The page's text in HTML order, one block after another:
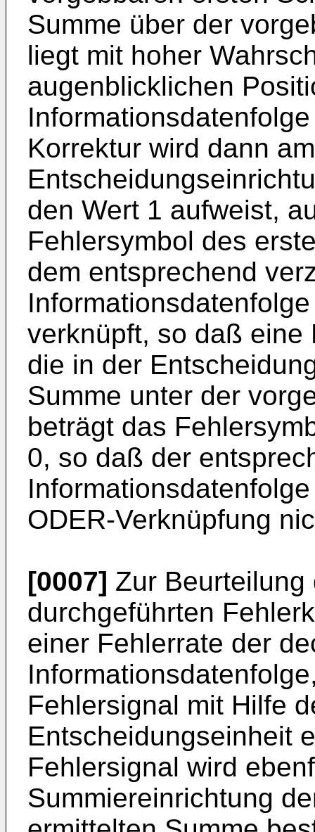
Summe über der
liegt mit hoher
augenblicklichen
Korrektur wird dann
den Wert 1 aufweist,
Fehlersymbol des
dem entsprechend
verknüpft, so daß eine
die in der
Summe unter der
beträgt das
0, so daß der
ODER-Verknüpfung
[0007] Zur
durchgeführten
einer Fehlerrate der
Fehlersignal mit Hilfe
Entscheidungseinheit
Fehlersignal wird
Summiereinrichtung